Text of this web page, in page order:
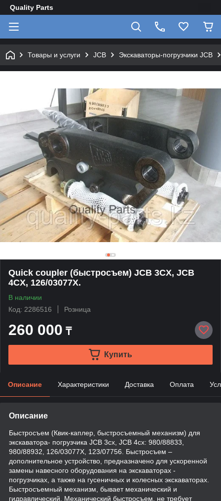
Quality Parts
Товары и услуги JCB Экскаваторы-погрузчики JCB
Quick coupler (быстросъем) JCB 3CX, JCB
4CX, 126/03077X.
В наличии
Код: 2286516
Розница
260 000 ₸
Купить
Описание Характеристики Доставка Оплата
Описание
Быстросъем (Квик-каплер, быстросъемный механизм) для
экскаватора- погрузчика JCB 3cx, JCB 4cx: 980/88833,
980/88932, 126/03077X, 123/07756. Быстросъем –
дополнительное устройство, предназначено для ускоренной
замены навесного оборудования на экскаваторах -
погрузчиках, а также на гусеничных и колесных экскаваторах.
Быстросъемный механизм, бывает механический и
гидравлический. Механический быстросъем, не требует